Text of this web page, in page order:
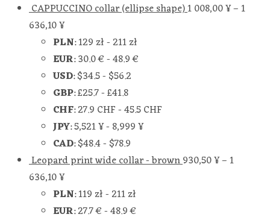
CAPPUCCINO collar (ellipse shape)1 008,00¥–1
636,10¥
PLN:129 zł- 211 zł
EUR:30.0 €-48.9 €
USD:$34.5- $56.2
GBP:£25.7-£41.8
CHF:27.9 CHF-45.5 CHF
JPY:5,521 ¥- 8,999 ¥
CAD:$48.4- $78.9
Leopard print wide collar - brown930,50¥–1
636,10¥
PLN:119 zł- 211 zł
EUR:27.7 €-48.9 €